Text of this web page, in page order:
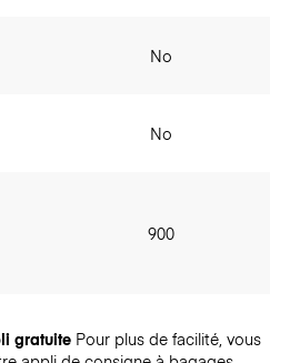
No
No
900
gratuite Pour plus de facilité, vous